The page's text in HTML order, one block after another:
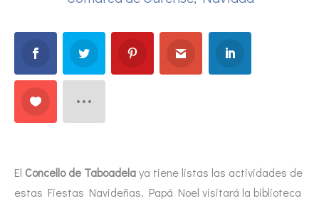
El Concello de Taboadelaya tiene listas las actividades de
estas Fiestas Navideñas. Papá Noel visitará la biblioteca